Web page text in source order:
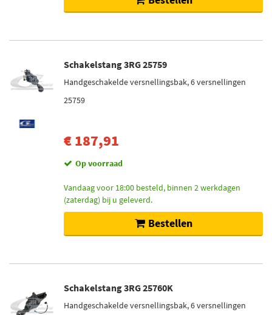
Schakelstang 3RG 25759
Handgeschakelde versnellingsbak, 6 versnellingen
25759
€ 187,91
Op voorraad
Vandaag voor 18:00 besteld, binnen 2 werkdagen
(zaterdag) bij u geleverd.
Bestellen
Schakelstang 3RG 25760K
Handgeschakelde versnellingsbak, 6 versnellingen